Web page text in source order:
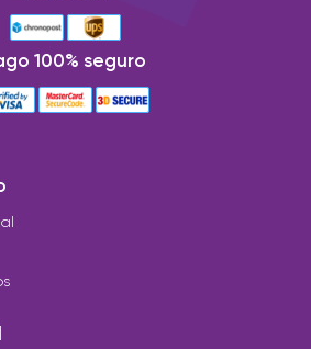
100% seguro